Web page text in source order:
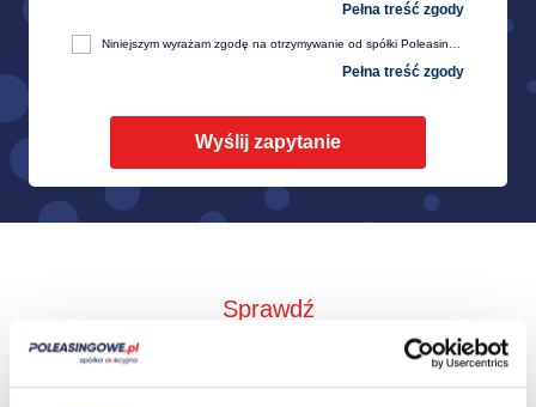
Sprawdź
Jak to działa?